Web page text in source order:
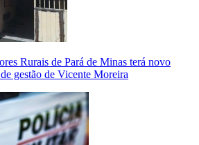
Rurais de Pará de Minas terá novo
gestão de Vicente Moreira